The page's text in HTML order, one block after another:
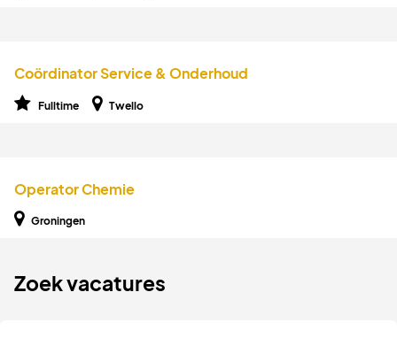
Coördinator Service & Onderhoud
Fulltime Twello
Operator Chemie
Groningen
Zoek vacatures